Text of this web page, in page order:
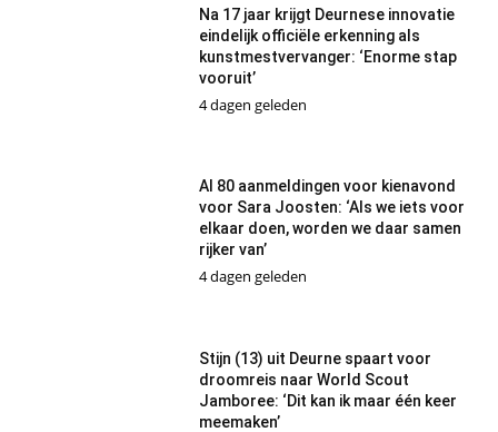
Na 17 jaar krijgt Deurnese innovatie
eindelijk officiële erkenning als
kunstmestvervanger: ‘Enorme stap
vooruit’
4 dagen geleden
Al 80 aanmeldingen voor kienavond
voor Sara Joosten: ‘Als we iets voor
elkaar doen, worden we daar samen
rijker van’
4 dagen geleden
Stijn (13) uit Deurne spaart voor
droomreis naar World Scout
Jamboree: ‘Dit kan ik maar één keer
meemaken’